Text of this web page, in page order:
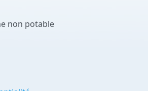
non potable